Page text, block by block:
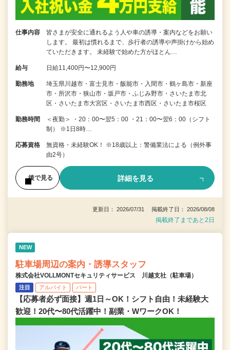
仕事内容
皆さまが安全に通れるよう人や車の誘導・案内などをお願い
します。 最初は慣れるまで、歩行者の誘導や声掛けから始め
ていただきます。 未経験で始めた方がほとん…
給与 日給11,400円〜12,900円
勤務地
埼玉県川越市・富士見市・飯能市・入間市・鶴ヶ島市・新座
市・所沢市・狭山市・坂戸市・ふじみ野市・さいたま市北
区・さいたま市大宮区・さいたま市西区・さいたま市桜区
勤務時間
＜夜勤＞ ・20：00〜翌5：00 ・21：00〜翌6：00（シフト
制） ※1日8時…
応募資格
無資格・未経験OK！ ※18歳以上：警備業法による（例外事
由2号）
後で見る 詳細を見る
更新日： 2026/07/31 掲載終了日： 2026/08/08
掲載終了まであと2日
NEW
駐車場周辺の案内・誘導スタッフ
株式会社VOLLMONTセキュリティサービス 川越支社（駐車場）
注目 アルバイト パート
【応募者必ず面接】週1日～OK！シフト自由！未経験大
歓迎！20代〜80代活躍中！副業・WワークOK！